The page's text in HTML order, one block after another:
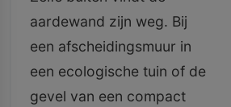
aardewand zijn weg. Bij
een afscheidingsmuur in
een ecologische tuin of de
gevel van een compact